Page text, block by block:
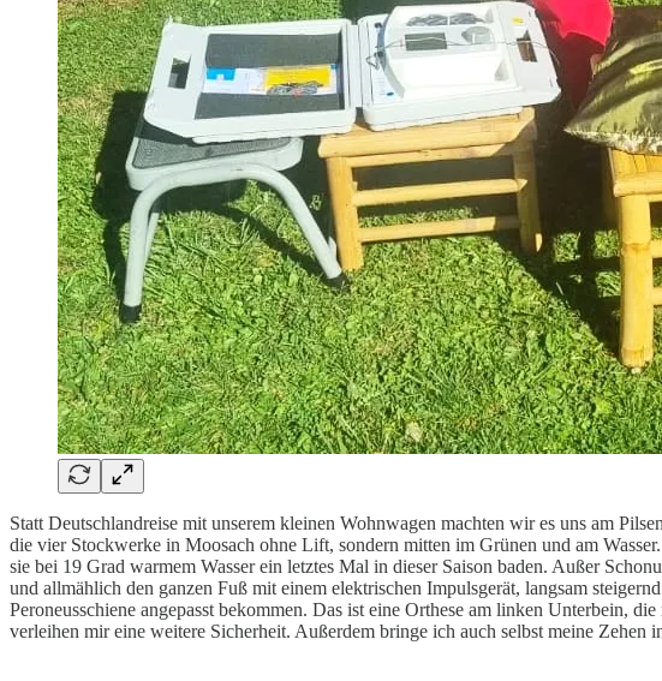
Statt Deutschlandreise mit unserem kleinen Wohnwagen machten wir es uns am
die vier Stockwerke in Moosach ohne Lift, sondern mitten im Grünen und am
sie bei 19 Grad warmem Wasser ein letztes Mal in dieser Saison baden. Außer
und allmählich den ganzen Fuß mit einem elektrischen Impulsgerät, langsam
Peroneusschiene angepasst bekommen. Das ist eine Orthese am linken Unterbein,
verleihen mir eine weitere Sicherheit. Außerdem bringe ich auch selbst meine Zehen